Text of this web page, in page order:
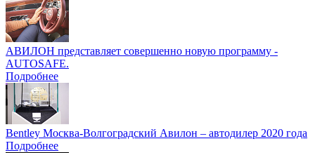
АВИЛОН представляет совершенно новую программу -
AUTOSAFE.
Подробнее
Bentley Москва-Волгоградский Авилон – автодилер 2020 года
Подробнее